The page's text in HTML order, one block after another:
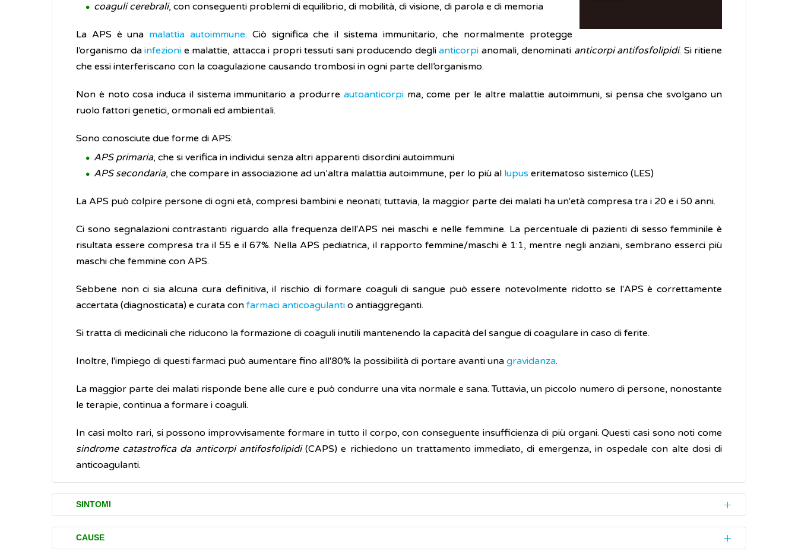
coaguli cerebrali, con conseguenti problemi di equilibrio, di mobilità, di visione, di parola e di memoria
La APS è una malattia autoimmune. Ciò significa che il sistema immunitario, che normalmente protegge
l’organismo da infezioni e malattie, attacca i propri tessuti sani producendo degli anticorpi anomali, denominati anticorpi antifosfolipidi. Si ritiene
che essi interferiscano con la coagulazione causando trombosi in ogni parte dell’organismo.
Non è noto cosa induca il sistema immunitario a produrre autoanticorpima, come per le altre malattie autoimmuni, si pensa che svolgano un
ruolo fattori genetici, ormonali ed ambientali.
Sono conosciute due forme di APS:
APS primaria, che si verifica in individui senza altri apparenti disordini autoimmuni
APS secondaria, che compare in associazione ad un’altra malattia autoimmune, per lo più al lupus eritematoso sistemico (LES)
La APS può colpire persone di ogni età, compresi bambini e neonati; tuttavia, la maggior parte dei malati ha un'età compresa tra i 20 e i 50 anni.
Ci sono segnalazioni contrastanti riguardo alla frequenza dell'APS nei maschi e nelle femmine. La percentuale di pazienti di sesso femminile è
risultata essere compresa tra il 55 e il 67%. Nella APS pediatrica, il rapporto femmine/maschi è 1:1, mentre negli anziani, sembrano esserci più
maschi che femmine con APS.
Sebbene non ci sia alcuna cura definitiva, il rischio di formare coaguli di sangue può essere notevolmente ridotto se l'APS è correttamente
accertata (diagnosticata) e curata con farmaci anticoagulanti o antiaggreganti.
Si tratta di medicinali che riducono la formazione di coaguli inutili mantenendo la capacità del sangue di coagulare in caso di ferite.
Inoltre, l'impiego di questi farmaci può aumentare fino all'80% la possibilità di portare avanti una gravidanza.
La maggior parte dei malati risponde bene alle cure e può condurre una vita normale e sana. Tuttavia, un piccolo numero di persone, nonostante
le terapie, continua a formare i coaguli.
In casi molto rari, si possono improvvisamente formare in tutto il corpo, con conseguente insufficienza di più organi. Questi casi sono noti come
sindrome catastrofica da anticorpi antifosfolipidi(CAPS) e richiedono un trattamento immediato, di emergenza, in ospedale con alte dosi di
anticoagulanti.
SINTOMI
Nella sindrome antifosfolipidica (APS), il sistema di difesa dell’organismo (sistema immunitario) produce
più denso del normale aumentando la probabilità che possano formarsicoagulidi sangue e, conseguentemente, verificarsi problemi di salute
CAUSE